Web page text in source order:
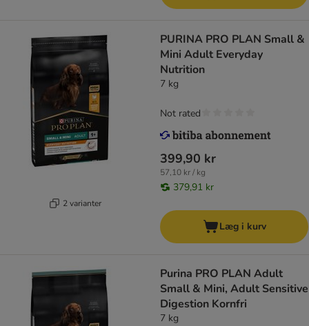
2 varianter
PURINA PRO PLAN Small &
Mini Adult Everyday
Nutrition
7 kg
399,90 kr
57,10 kr / kg
379,91 kr
Not rated
Læg i kurv
Purina PRO PLAN Adult
Small & Mini, Adult Sensitive
Digestion Kornfri
7 kg